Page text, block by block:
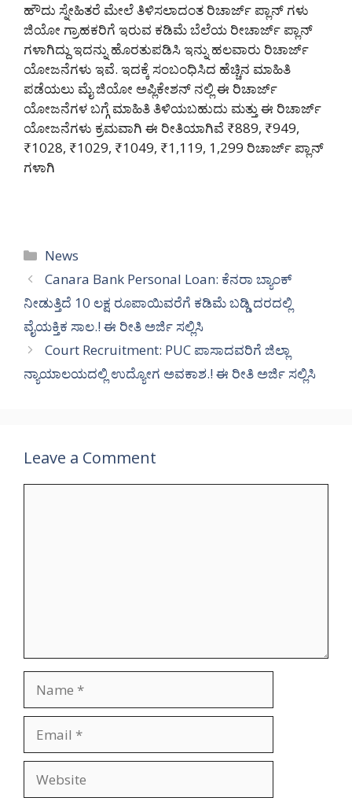
ಹೌದು ಸ್ನೇಹಿತರೆ ಮೇಲೆ ತಿಳಿಸಲಾದಂತ ರಿಚಾರ್ಜ್ ಪ್ಲಾನ್ ಗಳು
ಜಿಯೋ ಗ್ರಾಹಕರಿಗೆ ಇರುವ ಕಡಿಮೆ ಬೆಲೆಯ ರೀಚಾರ್ಜ್ ಪ್ಲಾನ್
ಗಳಾಗಿದ್ದು ಇದನ್ನು ಹೊರತುಪಡಿಸಿ ಇನ್ನು ಹಲವಾರು ರಿಚಾರ್ಜ್
ಯೋಜನೆಗಳು ಇವೆ. ಇದಕ್ಕೆ ಸಂಬಂಧಿಸಿದ ಹೆಚ್ಚಿನ ಮಾಹಿತಿ
ಪಡೆಯಲು ಮೈ ಜಿಯೋ ಅಪ್ಲಿಕೇಶನ್ ನಲ್ಲಿ ಈ ರಿಚಾರ್ಜ್
ಯೋಜನೆಗಳ ಬಗ್ಗೆ ಮಾಹಿತಿ ತಿಳಿಯಬಹುದು ಮತ್ತು ಈ ರಿಚಾರ್ಜ್
ಯೋಜನೆಗಳು ಕ್ರಮವಾಗಿ ಈ ರೀತಿಯಾಗಿವೆ ₹889, ₹949,
₹1028, ₹1029, ₹1049, ₹1,119, 1,299 ರಿಚಾರ್ಜ್ ಪ್ಲಾನ್
ಗಳಾಗಿ
Categories
News
Canara Bank Personal Loan: ಕೆನರಾ ಬ್ಯಾಂಕ್
ನೀಡುತ್ತಿದೆ 10 ಲಕ್ಷ ರೂಪಾಯಿವರೆಗೆ ಕಡಿಮೆ ಬಡ್ಡಿ ದರದಲ್ಲಿ
ವೈಯಕ್ತಿಕ ಸಾಲ.! ಈ ರೀತಿ ಅರ್ಜಿ ಸಲ್ಲಿಸಿ
Court Recruitment: PUC ಪಾಸಾದವರಿಗೆ ಜಿಲ್ಲಾ
ನ್ಯಾಯಾಲಯದಲ್ಲಿ ಉದ್ಯೋಗ ಅವಕಾಶ.! ಈ ರೀತಿ ಅರ್ಜಿ ಸಲ್ಲಿಸಿ
Leave a Comment